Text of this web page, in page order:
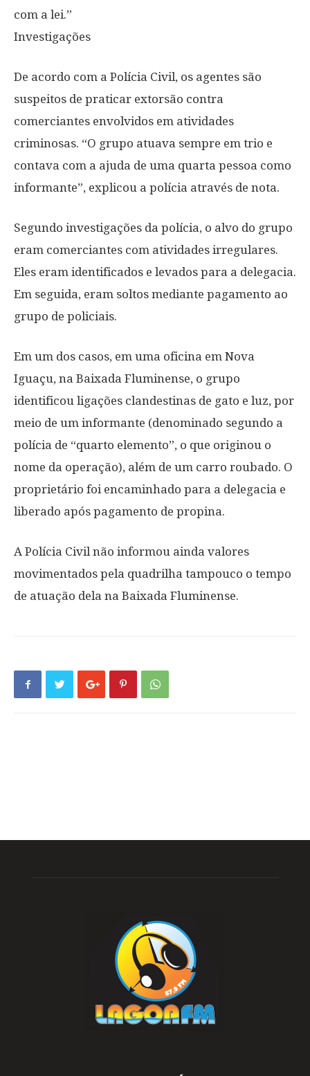
com a lei.”
Investigações
De acordo com a Polícia Civil, os agentes são
suspeitos de praticar extorsão contra
comerciantes envolvidos em atividades
criminosas. “O grupo atuava sempre em trio e
contava com a ajuda de uma quarta pessoa como
informante”, explicou a polícia através de nota.
Segundo investigações da polícia, o alvo do grupo
eram comerciantes com atividades irregulares.
Eles eram identificados e levados para a delegacia.
Em seguida, eram soltos mediante pagamento ao
grupo de policiais.
Em um dos casos, em uma oficina em Nova
Iguaçu, na Baixada Fluminense, o grupo
identificou ligações clandestinas de gato e luz, por
meio de um informante (denominado segundo a
polícia de “quarto elemento”, o que originou o
nome da operação), além de um carro roubado. O
proprietário foi encaminhado para a delegacia e
liberado após pagamento de propina.
A Polícia Civil não informou ainda valores
movimentados pela quadrilha tampouco o tempo
de atuação dela na Baixada Fluminense.